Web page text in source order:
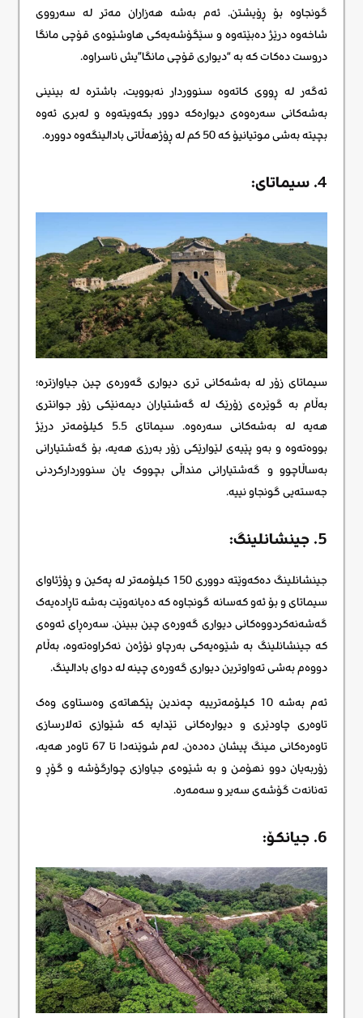
گونجاوە بۆ ڕۆیشتن. ئەم بەشە هەزاران مەتر لە سەرووی
شاخەوە درێژ دەبێتەوە و سێگۆشەیەکی هاوشێوەی قۆچی مانگا
دروست دەکات کە بە “دیواری قۆچی مانگا”یش ناسراوە.
ئەگەر لە ڕووی کاتەوە سنووردار نەبوویت، باشترە لە بینینی
بەشەکانی سەرەوەی دیوارەکە دوور بکەویتەوە و لەبری ئەوە
بچیتە بەشی موتیانیۆ کە 50 کم لە ڕۆژهەڵاتی بادالینگەوە دوورە.
4. سیماتای:
سیماتای ​​زۆر لە بەشەکانی تری دیواری گەورەی چین جیاوازترە؛
بەڵام بە گوێرەی زۆرێک لە گەشتیاران دیمەنێکی زۆر جوانتری
هەیە لە بەشەکانی سەرەوە. سیماتای ​​5.5 کیلۆمەتر درێژ
بووەتەوە و بەو پێیەی لێوارێکی زۆر بەرزی هەیە، بۆ گەشتیارانی
بەساڵاچوو و گەشتیارانی منداڵی بچووک یان سنووردارکردنی
جەستەیی گونجاو نییە.
5. جینشانلینگ:
جینشانلینگ دەکەوێتە دووری 150 کیلۆمەتر لە پەکین و ڕۆژئاوای
سیماتای ​​و بۆ ئەو کەسانە گونجاوە کە دەیانەوێت بەشە تاڕادەیەک
گەشەنەکردووەکانی دیواری گەورەی چین ببینن. سەرەڕای ئەوەی
کە جینشانلینگ بە شێوەیەکی بەرچاو نۆژەن نەکراوەتەوە، بەڵام
دووەم بەشی تەواوترین دیواری گەورەی چینە لە دوای بادالینگ.
ئەم بەشە 10 کیلۆمەترییە چەندین پێکهاتەی وەستاوی وەک
تاوەری چاودێری و دیوارەکانی تێدایە کە شێوازی تەلارسازی
تاوەرەکانی مینگ پیشان دەدەن. لەم شوێنەدا تا 67 تاوەر هەیە،
زۆربەیان دوو نهۆمن و بە شێوەی جیاوازی چوارگۆشە و گۆڕ و
تەنانەت گۆشەی سەیر و سەمەرە.
6. جیانکۆ: